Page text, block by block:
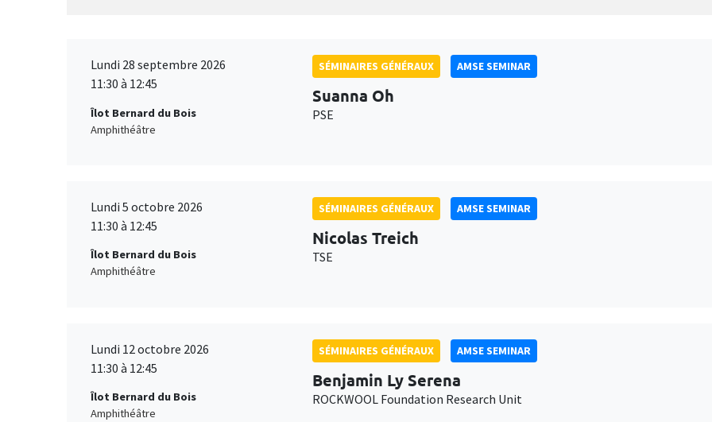
Lundi 28 septembre 2026
11:30 à 12:45
Îlot Bernard du Bois
Amphithéâtre
SÉMINAIRES GÉNÉRAUX AMSE SEMINAR
Suanna Oh
PSE
Lundi 5 octobre 2026
11:30 à 12:45
Îlot Bernard du Bois
Amphithéâtre
SÉMINAIRES GÉNÉRAUX AMSE SEMINAR
Nicolas Treich
TSE
Lundi 12 octobre 2026
11:30 à 12:45
Îlot Bernard du Bois
Amphithéâtre
SÉMINAIRES GÉNÉRAUX AMSE SEMINAR
Benjamin Ly Serena
ROCKWOOL Foundation Research Unit